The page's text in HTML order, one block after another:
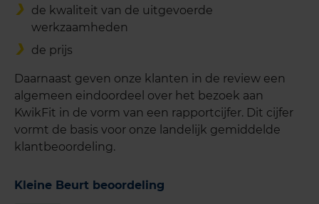
de kwaliteit van de uitgevoerde
werkzaamheden
de prijs
Daarnaast geven onze klanten in de review een
algemeen eindoordeel over het bezoek aan
KwikFit in de vorm van een rapportcijfer. Dit cijfer
vormt de basis voor onze landelijk gemiddelde
klantbeoordeling.
Kleine Beurt beoordeling